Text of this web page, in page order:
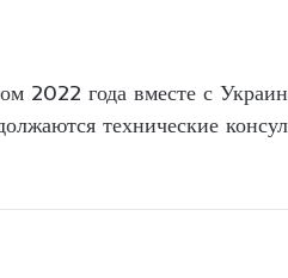
2022 года вместе с
технические